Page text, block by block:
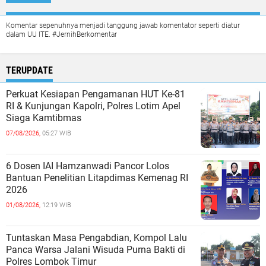
Komentar sepenuhnya menjadi tanggung jawab komentator seperti diatur
dalam UU ITE. #JernihBerkomentar
TERUPDATE
Perkuat Kesiapan Pengamanan HUT Ke-81
RI & Kunjungan Kapolri, Polres Lotim Apel
Siaga Kamtibmas
07/08/2026, 05:27 WIB
6 Dosen IAI Hamzanwadi Pancor Lolos
Bantuan Penelitian Litapdimas Kemenag RI
2026
01/08/2026, 12:19 WIB
Tuntaskan Masa Pengabdian, Kompol Lalu
Panca Warsa Jalani Wisuda Purna Bakti di
Polres Lombok Timur